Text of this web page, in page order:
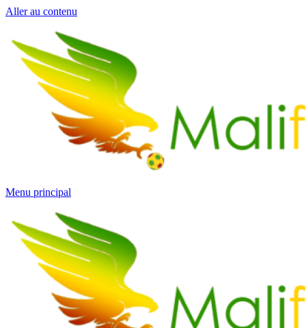
Aller au contenu
Menu principal